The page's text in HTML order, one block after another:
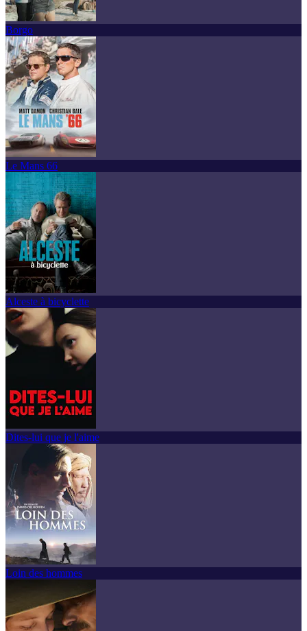
Borgo
Le Mans 66
Alceste à bicyclette
Dites-lui que je l'aime
Loin des hommes